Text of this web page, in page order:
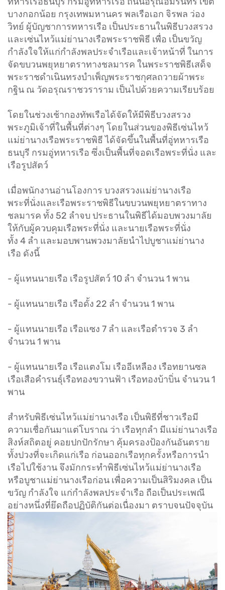
บางกอกน้อย กรุงเทพมหานคร พลเรือเอก จิรพล ว่อง
วิทย์ ผู้บัญชาการทหารเรือ เป็นประธานในพิธีบวงสรวง
และเซ่นไหว้แม่ย่านางเรือพระราชพิธี เพื่อ เป็นขวัญ
กำลังใจให้แก่กำลังพลประจำเรือและเจ้าหน้าที่ ในการ
จัดขบวนพยุหยาตราทางชลมารค ในพระราชพิธีเสด็จ
พระราชดำเนินทรงบำเพ็ญพระราชกุศลถวายผ้าพระ
กฐิน ณ วัดอรุณราชวราราม เป็นไปด้วยความเรียบร้อย
โดยในช่วงเช้ากองทัพเรือได้จัดให้มีพิธีบวงสรวง
พระภูมิเจ้าที่ในพื้นที่ต่างๆ โดยในส่วนของพิธีเซ่นไหว้
แม่ย่านางเรือพระราชพิธี ได้จัดขึ้นในพื้นที่อู่ทหารเรือ
ธนบุรี กรมอู่ทหารเรือ ซึ่งเป็นพื้นที่จอดเรือพระที่นั่ง และ
เรือรูปสัตว์
เมื่อพนักงานอ่านโองการ บวงสรวงแม่ย่านางเรือ
พระที่นั่งและเรือพระราชพิธีในขบวนพยุหยาตราทาง
ชลมารค ทั้ง 52 ลำจบ ประธานในพิธีได้มอบพวงมาลัย
ให้กับผู้ควบคุมเรือพระที่นั่ง และนายเรือพระที่นั่ง
ทั้ง 4 ลำ และมอบพานพวงมาลัยนำไปบูชาแม่ย่านาง
เรือ ดังนี้
- ผู้แทนนายเรือ เรือรูปสัตว์ 10 ลำ จำนวน 1 พาน
- ผู้แทนนายเรือ เรือดั้ง 22 ลำ จำนวน 1 พาน
- ผู้แทนนายเรือ เรือแซง 7 ลำ และเรือตำรวจ 3 ลำ
จำนวน 1 พาน
- ผู้แทนนายเรือ เรือแตงโม เรืออีเหลือง เรือทยานซล
เรือเสือคำรนธุ์เรือทองขวานฟ้า เรือทองบ้าบิ่น จำนวน 1
พาน
สำหรับพิธีเซ่นไหว้แม่ย่านางเรือ เป็นพิธีที่ชาวเรือมี
ความเชื่อกันมาแต่โบราณ ว่า เรือทุกลำ มีแม่ย่านางเรือ
สิงห์สถิตอยู่ คอยปกปักรักษา คุ้มครองป้องกันอันตราย
ทั้งปวงที่จะเกิดแก่เรือ ก่อนออกเรือทุกครั้งหรือการนำ
เรือไปใช้งาน จึงมักกระทำพิธีเซ่นไหว้แม่ย่านางเรือ
หรือบูชาแม่ย่านางเรือก่อน เพื่อความเป็นสิริมงคล เป็น
ขวัญ กำลังใจ แก่กำลังพลประจำเรือ ถือเป็นประเพณี
อย่างหนึ่งที่ยึดถือปฏิบัติกันต่อเนื่องมา ตราบจนปัจจุบัน